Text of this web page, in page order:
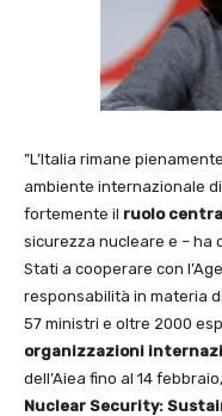
”L’Italia rimane
ambiente internazionale
fortemente il ruolo
sicurezza nucleare e – ha
Stati a cooperare con
responsabilità in materia
57 ministri e oltre 2000
organizzazioni
dell’Aiea fino al 14 febbraio,
Nuclear Security: